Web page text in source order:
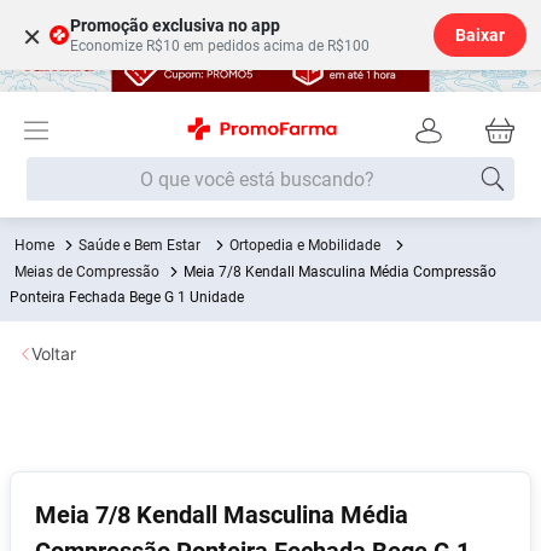
× Promoção exclusiva no app
Economize R$10 em pedidos acima de R$100
Baixar
O que você está buscando?
Saúde e Bem Estar
Ortopedia e Mobilidade
Meias de Compressão
Meia 7/8 Kendall Masculina Média Compressão
Ponteira Fechada Bege G 1 Unidade
Meia 7/8 Kendall Masculina Média
Voltar
Termos mais buscados
1º Fralda
Desodorante